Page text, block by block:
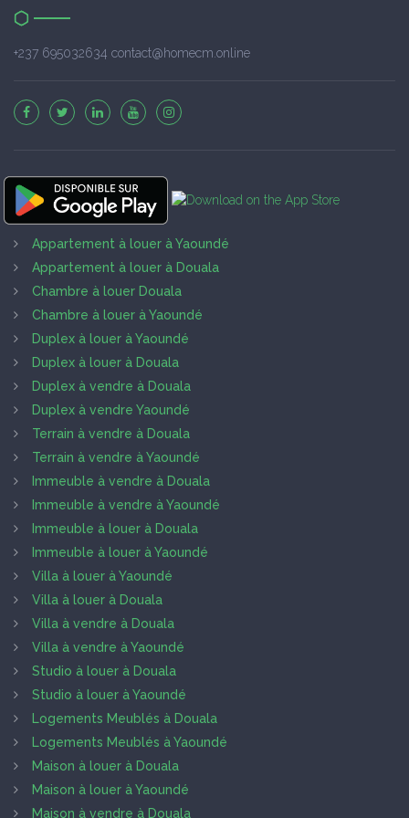
+237 695032634 contact@homecm.online
Appartement à louer à Yaoundé
Appartement à louer à Douala
Chambre à louer Douala
Chambre à louer à Yaoundé
Duplex à louer à Yaoundé
Duplex à louer à Douala
Duplex à vendre à Douala
Duplex à vendre Yaoundé
Terrain à vendre à Douala
Terrain à vendre à Yaoundé
Immeuble à vendre à Douala
Immeuble à vendre à Yaoundé
Immeuble à louer à Douala
Immeuble à louer à Yaoundé
Villa à louer à Yaoundé
Villa à louer à Douala
Villa à vendre à Douala
Villa à vendre à Yaoundé
Studio à louer à Douala
Studio à louer à Yaoundé
Logements Meublés à Douala
Logements Meublés à Yaoundé
Maison à louer à Douala
Maison à louer à Yaoundé
Maison à vendre à Douala